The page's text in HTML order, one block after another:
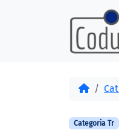
Acasă
Categoria Tr